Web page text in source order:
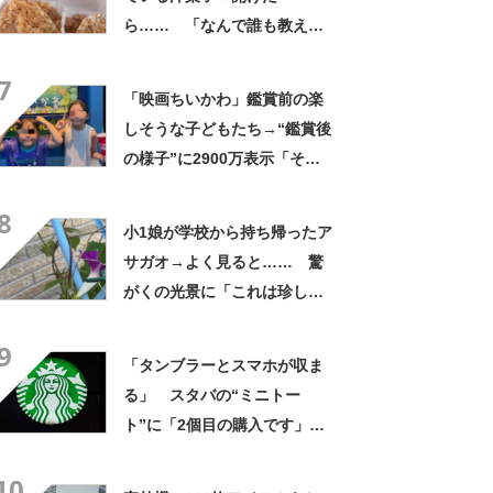
ら…… 「なんで誰も教えて
「映画ちいかわ」鑑賞前の楽
しそうな子どもたち→“鑑賞後
の様子”に2900万表示「そう
小1娘が学校から持ち帰ったア
サガオ→よく見ると…… 驚
がくの光景に「これは珍し
「タンブラーとスマホが収ま
る」 スタバの“ミニトー
ト”に「2個目の購入です」